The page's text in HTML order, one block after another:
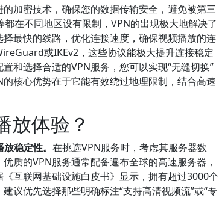
加密技术，确保您的数据传输安全，避免被第三
在不同地区设有限制，VPN的出现极大地解决了
最快的线路，优化连接速度，确保视频播放的连
或IKEv2，这些协议能极大提升连接稳定
和选择合适的VPN服务，您可以实现“无缝切换”
核心优势在于它能有效绕过地理限制，结合高速
放体验？
稳定性。 在挑选VPN服务时，考虑其服务器数
质的VPN服务通常配备遍布全球的高速服务器，
互联网基础设施白皮书》显示，拥有超过3000个
议优先选择那些明确标注“支持高清视频流”或“专